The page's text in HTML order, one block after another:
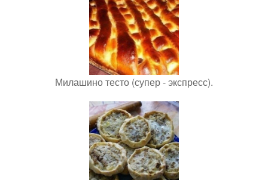
Милашино тесто (супер - экспресс).